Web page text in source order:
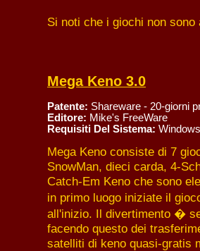
Si noti che i giochi non
Mega Keno 3.0
Patente: Shareware - 20-giorni
Editore: Mike's FreeWare
Requisiti Del Sistema:
Mega Keno consiste di 7
SnowMan, dieci carda, 4-
Catch-Em Keno che sono
in primo luogo iniziate il
all'inizio. Il divertimento �
facendo questo dei
satelliti di keno quasi-gratis